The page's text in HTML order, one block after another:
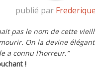
publié par Frederique
pas le nom de cette
On la devine
a connu l’horreur.”
!